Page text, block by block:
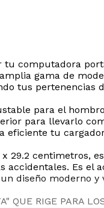
computadora
gama de
tus pertenencias
para el
para llevarlo
tu
29.2 centimetros,
Es el
diseño moderno y
QUE RIGE PARA